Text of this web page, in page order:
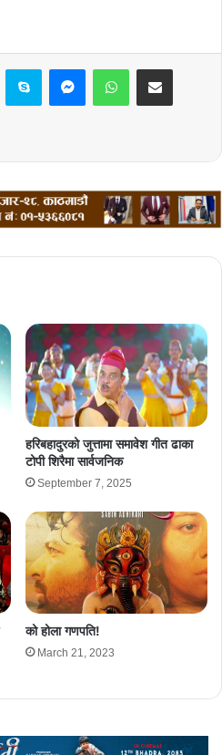
Skype MessengerWhatsAppShare via Email
हरिबहादुरको जुत्तामा समावेश गीत ढाका
टोपी शिरैमा सार्वजनिक
September 7, 2025
को होला गणपति!
March 21, 2023